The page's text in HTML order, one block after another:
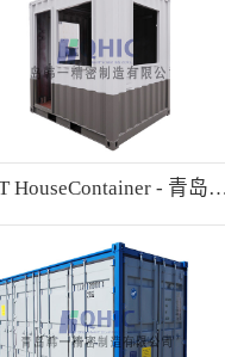
10FT